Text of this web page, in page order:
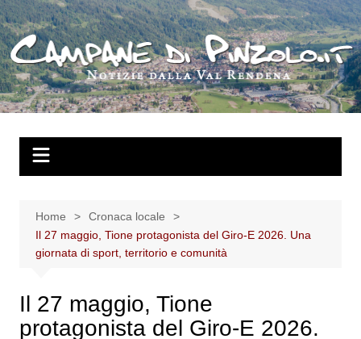
Salta
al
contenuto
Home
Cronaca locale
Il 27 maggio, Tione protagonista del Giro-E 2026. Una
giornata di sport, territorio e comunità
Il 27 maggio, Tione
protagonista del Giro-E 2026.